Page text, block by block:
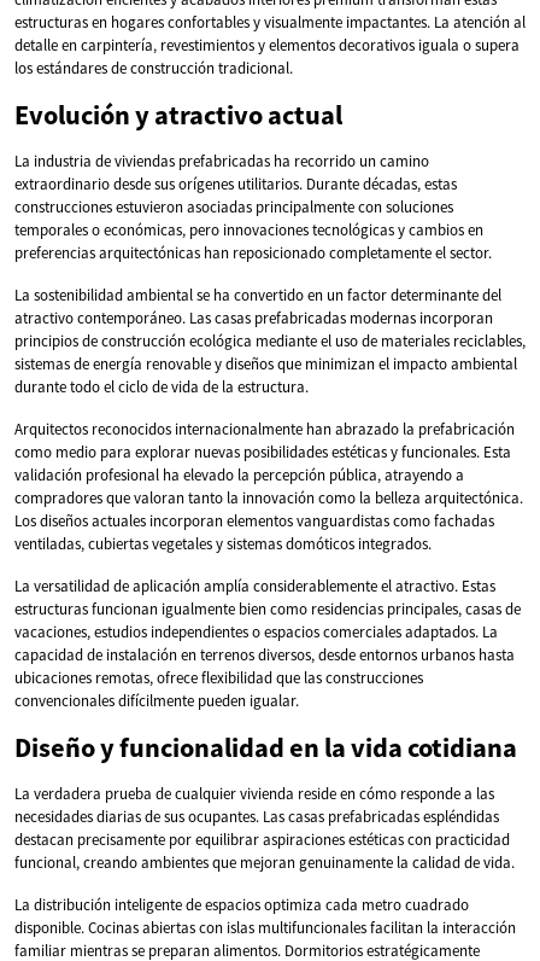
estructuras en hogares confortables y visualmente impactantes. La atención al
detalle en carpintería, revestimientos y elementos decorativos iguala o supera
los estándares de construcción tradicional.
Evolución y atractivo actual
La industria de viviendas prefabricadas ha recorrido un camino
extraordinario desde sus orígenes utilitarios. Durante décadas, estas
construcciones estuvieron asociadas principalmente con soluciones
temporales o económicas, pero innovaciones tecnológicas y cambios en
preferencias arquitectónicas han reposicionado completamente el sector.
La sostenibilidad ambiental se ha convertido en un factor determinante del
atractivo contemporáneo. Las casas prefabricadas modernas incorporan
principios de construcción ecológica mediante el uso de materiales reciclables,
sistemas de energía renovable y diseños que minimizan el impacto ambiental
durante todo el ciclo de vida de la estructura.
Arquitectos reconocidos internacionalmente han abrazado la prefabricación
como medio para explorar nuevas posibilidades estéticas y funcionales. Esta
validación profesional ha elevado la percepción pública, atrayendo a
compradores que valoran tanto la innovación como la belleza arquitectónica.
Los diseños actuales incorporan elementos vanguardistas como fachadas
ventiladas, cubiertas vegetales y sistemas domóticos integrados.
La versatilidad de aplicación amplía considerablemente el atractivo. Estas
estructuras funcionan igualmente bien como residencias principales, casas de
vacaciones, estudios independientes o espacios comerciales adaptados. La
capacidad de instalación en terrenos diversos, desde entornos urbanos hasta
ubicaciones remotas, ofrece flexibilidad que las construcciones
convencionales difícilmente pueden igualar.
Diseño y funcionalidad en la vida cotidiana
La verdadera prueba de cualquier vivienda reside en cómo responde a las
necesidades diarias de sus ocupantes. Las casas prefabricadas espléndidas
destacan precisamente por equilibrar aspiraciones estéticas con practicidad
funcional, creando ambientes que mejoran genuinamente la calidad de vida.
La distribución inteligente de espacios optimiza cada metro cuadrado
disponible. Cocinas abiertas con islas multifuncionales facilitan la interacción
familiar mientras se preparan alimentos. Dormitorios estratégicamente